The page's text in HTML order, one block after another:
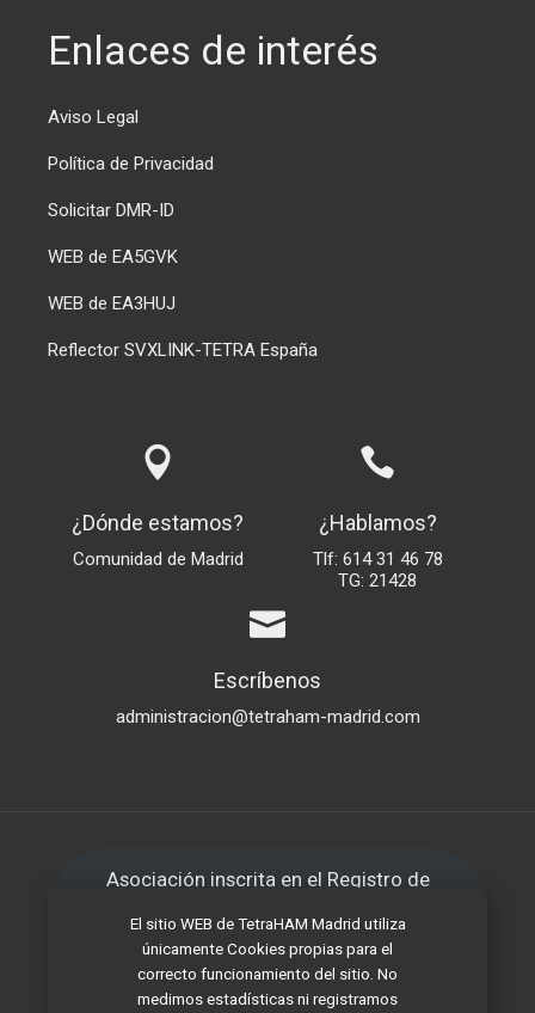
El sitio WEB de TetraHAM Madrid utiliza
únicamente Cookies propias para el
correcto funcionamiento del sitio. No
medimos estadísticas ni registramos
Enlaces de interés
Aviso Legal
Política de Privacidad
Solicitar DMR-ID
WEB de EA5GVK
WEB de EA3HUJ
Reflector SVXLINK-TETRA España
¿Dónde estamos?
Comunidad de Madrid
¿Hablamos?
Tlf: 614 31 46 78
TG: 21428
Escríbenos
administracion@tetraham-madrid.com
Asociación inscrita en el Registro de
Asociaciones de la Comunidad de Madrid
con número 41.205
Inscrita por Secretaría de Estado de